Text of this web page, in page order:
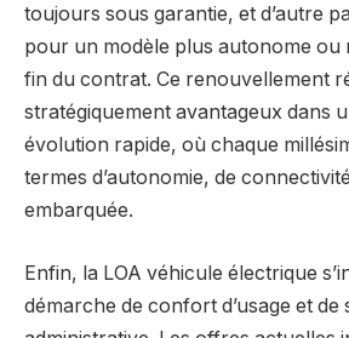
toujours sous garantie, et d’autre
pour un modèle plus autonome ou
fin du contrat. Ce renouvellement
stratégiquement avantageux dans
évolution rapide, où chaque
termes d’autonomie, de
embarquée.
Enfin, la LOA véhicule électrique
démarche de confort d’usage et de